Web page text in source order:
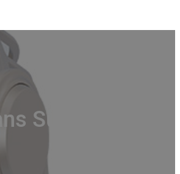
Supplier